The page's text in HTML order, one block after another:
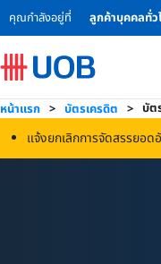
คุณกำลังอยู่ที่ ลูกค้าบุคคลทั่ว
หน้าแรก บัตรเครดิต บัต
แจ้งยกเลิกการจัดสรรยอ